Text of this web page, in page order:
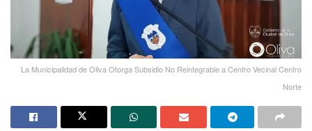
La Municipalidad de Oliva Otorga Subsidio No Reintegrable a Centro Vecinal Centro
Norte